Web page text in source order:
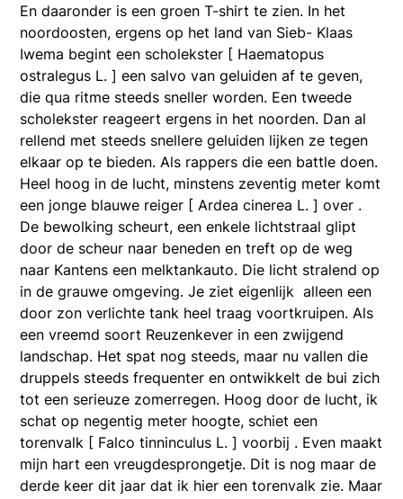
En daaronder is een groen T-shirt te zien. In het
noordoosten, ergens op het land van Sieb- Klaas
Iwema begint een scholekster [ Haematopus
ostralegus L. ] een salvo van geluiden af te geven,
die qua ritme steeds sneller worden. Een tweede
scholekster reageert ergens in het noorden. Dan al
rellend met steeds snellere geluiden lijken ze tegen
elkaar op te bieden. Als rappers die een battle doen.
Heel hoog in de lucht, minstens zeventig meter komt
een jonge blauwe reiger [ Ardea cinerea L. ] over .
De bewolking scheurt, een enkele lichtstraal glipt
door de scheur naar beneden en treft op de weg
naar Kantens een melktankauto. Die licht stralend op
in de grauwe omgeving. Je ziet eigenlijk alleen een
door zon verlichte tank heel traag voortkruipen. Als
een vreemd soort Reuzenkever in een zwijgend
landschap. Het spat nog steeds, maar nu vallen die
druppels steeds frequenter en ontwikkelt de bui zich
tot een serieuze zomerregen. Hoog door de lucht, ik
schat op negentig meter hoogte, schiet een
torenvalk [ Falco tinninculus L. ] voorbij . Even maakt
mijn hart een vreugdesprongetje. Dit is nog maar de
derde keer dit jaar dat ik hier een torenvalk zie. Maar